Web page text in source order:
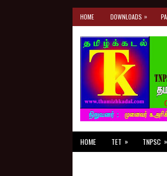
HOME DOWNLOADS »
HOME TET » TNPSC »